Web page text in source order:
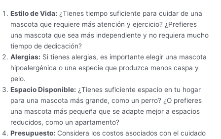
Estilo de Vida: ¿Tienes tiempo suficiente para cuidar de una
mascota que requiere más atención y ejercicio? ¿Prefieres
una mascota que sea más independiente y no requiera mucho
tiempo de dedicación?
Alergias: Si tienes alergias, es importante elegir una mascota
hipoalergénica o una especie que produzca menos caspa y
pelo.
Espacio Disponible: ¿Tienes suficiente espacio en tu hogar
para una mascota más grande, como un perro? ¿O prefieres
una mascota más pequeña que se adapte mejor a espacios
reducidos, como un apartamento?
Presupuesto: Considera los costos asociados con el cuidado